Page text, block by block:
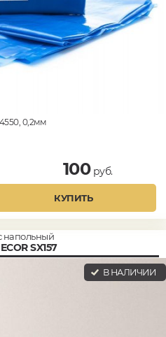
0,2мм
100руб.
КУПИТЬ
напольный
SX157
В НАЛИЧИИ